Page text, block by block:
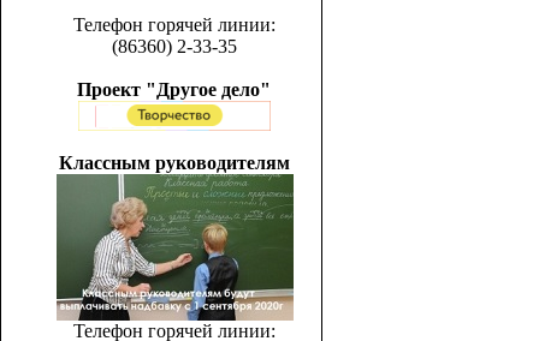
Телефон горячей линии:
(86360) 2-33-35
Проект "Другое дело"
Классным руководителям
Телефон горячей линии: